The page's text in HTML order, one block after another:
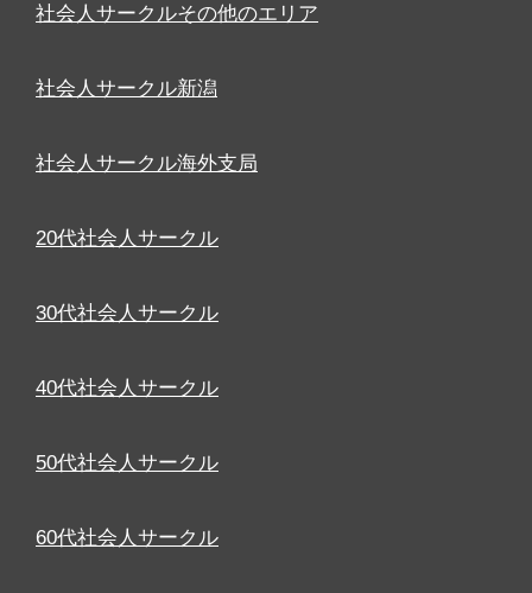
社会人サークルその他のエリア
社会人サークル新潟
社会人サークル海外支局
20代社会人サークル
30代社会人サークル
40代社会人サークル
50代社会人サークル
60代社会人サークル